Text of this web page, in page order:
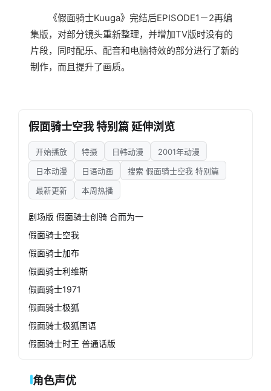
《假面骑士Kuuga》完结后EPISODE1－2再编
集版，对部分镜头重新整理，并增加TV版时没有的
片段，同时配乐、配音和电脑特效的部分进行了新的
制作，而且提升了画质。
假面骑士空我 特别篇 延伸浏览
开始播放 特摄 日韩动漫
2001年动漫
日本动漫
日语动画
搜索 假面骑士空我 特别篇
最新更新
本周热播
剧场版 假面骑士创骑 合而为一
假面骑士空我
假面骑士加布
假面骑士利维斯
假面骑士1971
假面骑士极狐
假面骑士极狐国语
假面骑士时王 普通话版
角色声优